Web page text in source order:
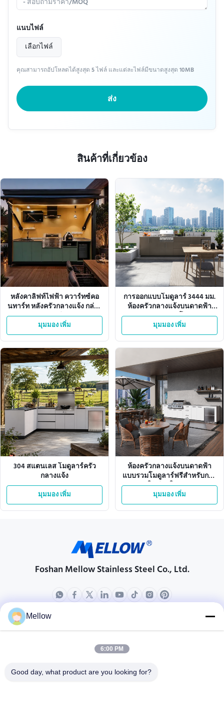
แนบไฟล์
เลือกไฟล์
คุณสามารถอัปโหลดได้สูงสุด 5 ไฟล์ และแต่ละไฟล์มีขนาดสูงสุด 10MB
ส่ง
สินค้าที่เกี่ยวข้อง
หลังคาลิฟท์ไฟฟ้า ควาร์ทซ์คอ
นทาร์ท หลังครัวกลางแจ้ง กล่อง
อะลูมิเนียม
มุมมอง เพิ่ม
การออกแบบโมดูลาร์ 3444 มม.
ห้องครัวกลางแจ้งบนดาดฟ้า
สำนักงาน 6 โมดูล
มุมมอง เพิ่ม
304 สแตนเลส โมดูลาร์ครัว
กลางแจ้ง
มุมมอง เพิ่ม
ห้องครัวกลางแจ้งบนดาดฟ้า
แบบรวมโมดูลาร์ฟรีสำหรับการ
ใช้ชีวิตในสวน
มุมมอง เพิ่ม
Foshan Mellow Stainless Steel Co., Ltd.
ผลิตภัณฑ์
โปรไฟล์บริษัท
การควบคุมคุณภาพ
Mellow
6:00 PM
Good day, what product are you looking for?